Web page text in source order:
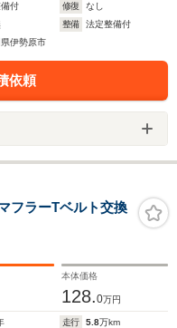
付 修復
なし
整備
法定整備付
伊勢原市
依頼
ラーTベルト交換
本体価格
128.0万円
走行 5.8万km